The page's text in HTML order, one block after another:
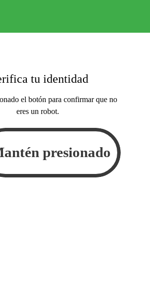
tu identidad
el botón para confirmar que no
eres un robot.